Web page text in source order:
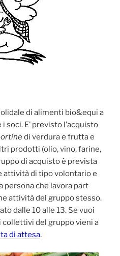
di alimenti bio&equi a
soci. E’ previsto l’acquisto
di verdura e frutta e
prodotti (olio, vino, farine,
di acquisto è prevista
attività di tipo volontario e
persona che lavora part
attività del gruppo stesso.
dalle 10 alle 13. Se vuoi
del gruppo vieni a
di attesa.